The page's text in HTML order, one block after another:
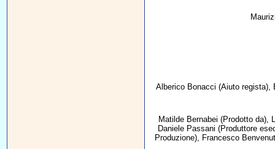
Alberico Bonacci (Aiuto regista),
Matilde Bernabei (Prodotto da),
Daniele Passani (Produttore
Produzione), Francesco